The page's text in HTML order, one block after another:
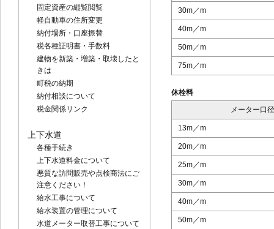
30m／m
40m／m
50m／m
75m／m
休栓料
メーター口径
13m／m
20m／m
25m／m
30m／m
40m／m
50m／m
固定資産の縦覧閲覧
軽自動車の住所変更
納付場所・口座振替
税各種証明書・手数料
建物を新築・増築・取壊したと
きは
町税の納期
納付相談について
税金関係リンク
上下水道
各種手続き
上下水道料金について
悪質な訪問販売や点検商法にご
注意ください！
給水工事について
給水装置の管理について
水道メーター取替工事について